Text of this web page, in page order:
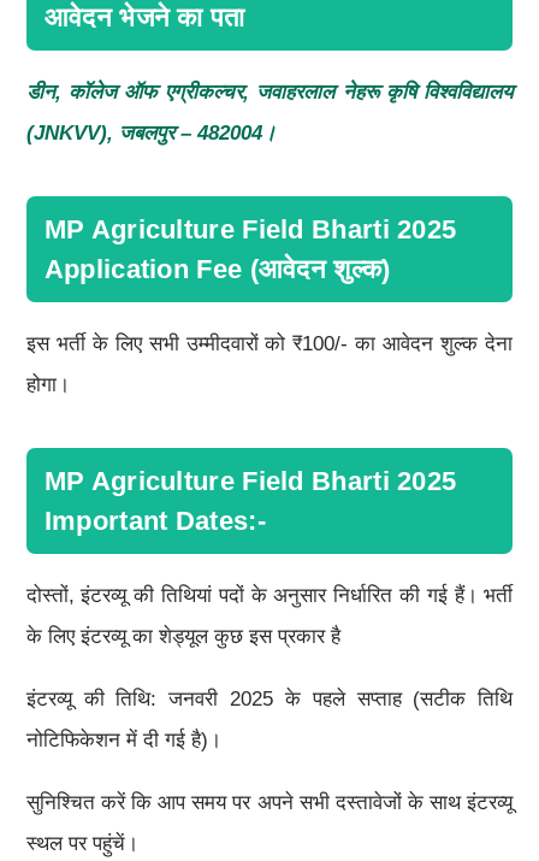
आवेदन भेजने का पता
डीन, कॉलेज ऑफ एग्रीकल्चर, जवाहरलाल नेहरू कृषि विश्वविद्यालय
(JNKVV), जबलपुर – 482004।
MP Agriculture Field Bharti 2025
Application Fee (आवेदन शुल्क)
इस भर्ती के लिए सभी उम्मीदवारों को ₹100/- का आवेदन शुल्क देना
होगा।
MP Agriculture Field Bharti 2025
Important Dates:-
दोस्तों, इंटरव्यू की तिथियां पदों के अनुसार निर्धारित की गई हैं। भर्ती
के लिए इंटरव्यू का शेड्यूल कुछ इस प्रकार है
इंटरव्यू की तिथि: जनवरी 2025 के पहले सप्ताह (सटीक तिथि
नोटिफिकेशन में दी गई है)।
सुनिश्चित करें कि आप समय पर अपने सभी दस्तावेजों के साथ इंटरव्यू
स्थल पर पहुंचें।